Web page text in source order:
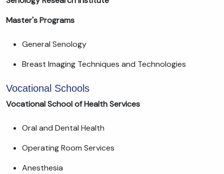
Master's Programs
General Senology
Breast Imaging Techniques and Technologies
Vocational Schools
Vocational School of Health Services
Oral and Dental Health
Operating Room Services
Anesthesia